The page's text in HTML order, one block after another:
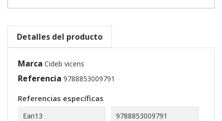
Detalles del producto
Marca Cideb vicens
Referencia 9788853009791
Referencias específicas
Ean13 9788853009791